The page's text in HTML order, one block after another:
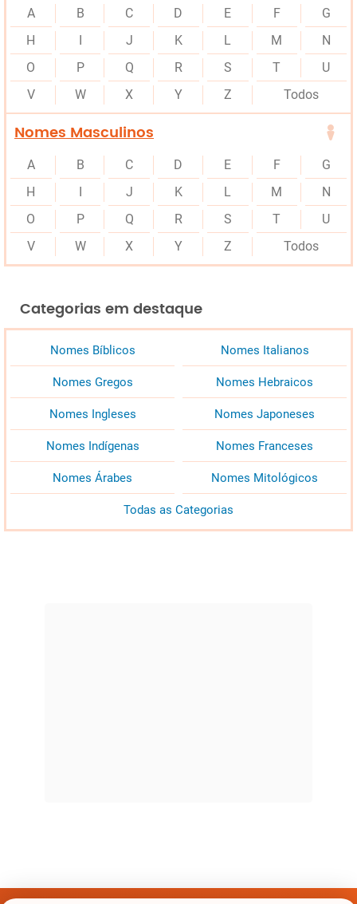
A B C D E F
G
H
I J K L M
N
O
P Q R S T
U
V
W X Y Z Todos
Nomes Masculinos
A B C D E F
G
H
I J K L M
N
O
P Q R S T
U
V
W X Y Z Todos
Categorias em destaque
Nomes Bíblicos Nomes Italianos
Nomes Gregos Nomes Hebraicos
Nomes Ingleses Nomes Japoneses
Nomes Indígenas Nomes Franceses
Nomes Árabes Nomes Mitológicos
Todas as Categorias